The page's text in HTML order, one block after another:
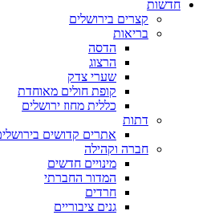
חדשות
קצרים בירושלים
בריאות
הדסה
הרצוג
שערי צדק
קופת חולים מאוחדת
כללית מחוז ירושלים
דתות
אתרים קדושים בירושלים
חברה וקהילה
מינויים חדשים
המדור החברתי
חרדים
גנים ציבוריים